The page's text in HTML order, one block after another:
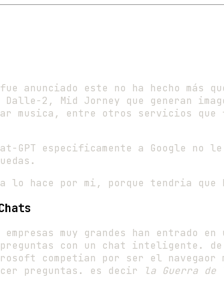
fue anunciado este no ha hecho
Dalle-2, Mid Jorney que generan
musica, entre otros servicios
GPT especificamente a Google
lo hace por mi, porque tendria que
empresas muy grandes han entrado
con un chat inteligente. de
competian por ser el
preguntas. es decir
la Guerra de